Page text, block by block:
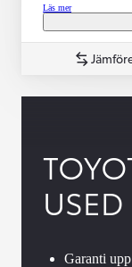
Läs mer
USED
Garanti